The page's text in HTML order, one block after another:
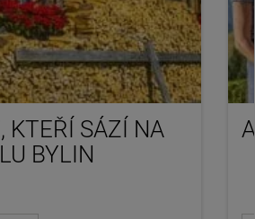
KTEŘÍ SÁZÍ NA
BYLIN